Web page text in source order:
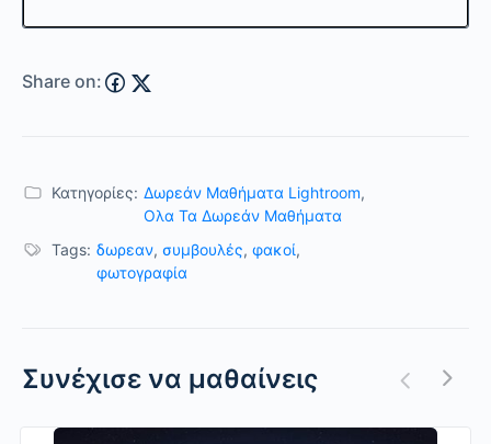
Share on:
Κατηγορίες: Δωρεάν Μαθήματα Lightroom,
Ολα Τα Δωρεάν Μαθήματα
Tags: δωρεαν, συμβουλές, φακοί,
φωτογραφία
Συνέχισε να μαθαίνεις